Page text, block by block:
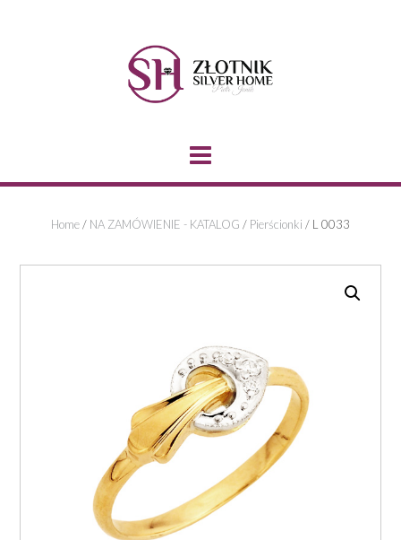
Home/ NA ZAMÓWIENIE - KATALOG / Pierścionki / L 0033